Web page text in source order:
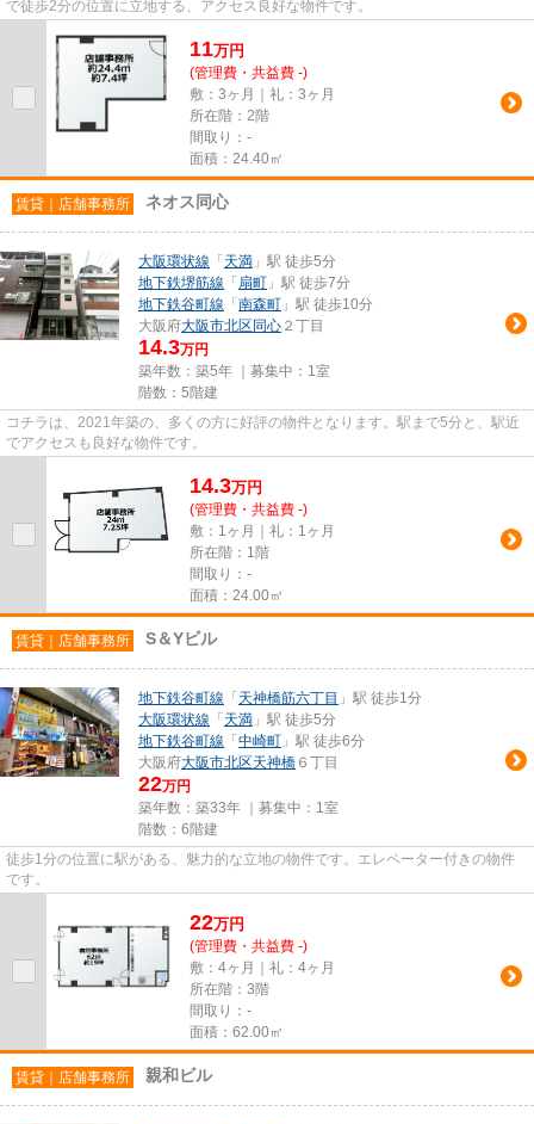
で徒歩2分の位置に立地する、アクセス良好な物件です。
11万円
(管理費・共益費 -)
敷：3ヶ月｜礼：3ヶ月
所在階：2階
間取り：-
面積：24.40㎡
賃貸｜店舗事務所 ネオス同心
大阪環状線 「 天満 」駅 徒歩5分
地下鉄堺筋線 「 扇町 」駅 徒歩7分
地下鉄谷町線 「 南森町 」駅 徒歩10分
大阪府大阪市北区 同心 ２丁目
14.3万円
築年数：築5年 ｜募集中： 1室
階数：5階建
コチラは、2021年築の、多くの方に好評の物件となります。駅まで5分と、駅近
でアクセスも良好な物件です。
14.3万円
(管理費・共益費 -)
敷：1ヶ月｜礼：1ヶ月
所在階：1階
間取り：-
面積：24.00㎡
賃貸｜店舗事務所 S＆Yビル
地下鉄谷町線 「 天神橋筋六丁目 」駅 徒歩1分
大阪環状線 「 天満 」駅 徒歩5分
地下鉄谷町線 「 中崎町 」駅 徒歩6分
大阪府大阪市北区天神橋 ６丁目
22万円
築年数：築33年 ｜募集中： 1室
階数：6階建
徒歩1分の位置に駅がある、魅力的な立地の物件です。エレベーター付きの物件
です。
22万円
(管理費・共益費 -)
敷：4ヶ月｜礼：4ヶ月
所在階：3階
間取り：-
面積：62.00㎡
賃貸｜店舗事務所 親和ビル